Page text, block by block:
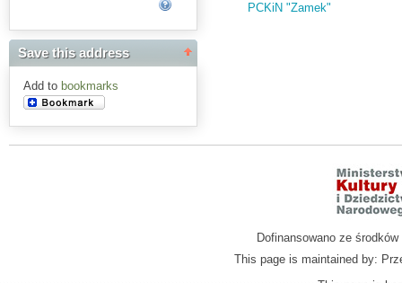
Save this address
Add to bookmarks
PCKiN "Zamek"
Dofinansowano ze
This page is maintained by: